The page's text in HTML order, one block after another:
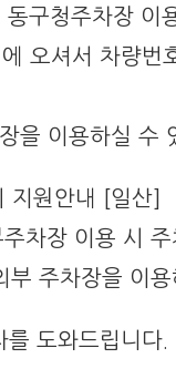
구청주차장 이
오셔서 차량번
을 이용하실 수
지원안내 [일산]
차장 이용 시
부 주차장을 이용
도와드립니다.